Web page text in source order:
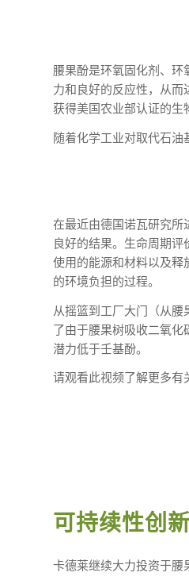
腰果酚是环氧固化剂、
力和良好的反应性，从
获得美国农业部认证的生
随着化学工业对取代石油
在最近由德国诺瓦研究所
良好的结果。生命周期
使用的能源和材料以及释
的环境负担的过程。
从摇篮到工厂大门（从
了由于腰果树吸收二氧
潜力低于壬基酚。
请观看此视频了解更多有
可持续性创新
卡德莱继续大力投资于腰